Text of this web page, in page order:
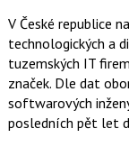
V České republice
technologických a
tuzemských IT
značek. Dle dat
softwarových
posledních pět let